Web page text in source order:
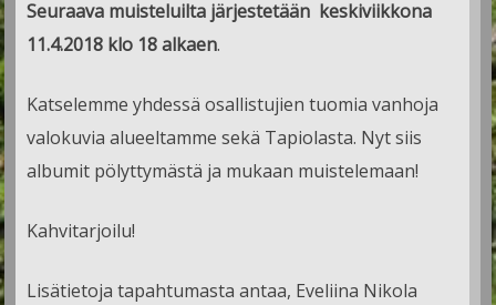
Seuraava muisteluilta järjestetään keskiviikkona
11.4.2018 klo 18 alkaen.
Katselemme yhdessä osallistujien tuomia vanhoja
valokuvia alueeltamme sekä Tapiolasta. Nyt siis
albumit pölyttymästä ja mukaan muistelemaan!
Kahvitarjoilu!
Lisätietoja tapahtumasta antaa, Eveliina Nikola